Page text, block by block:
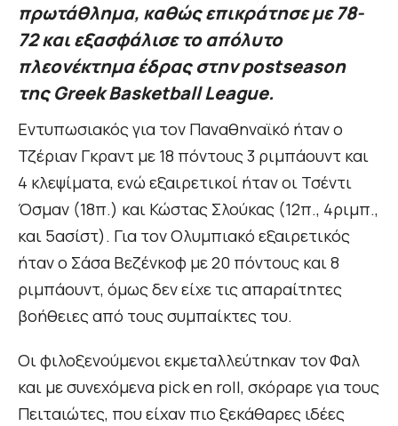
πρωτάθλημα, καθώς επικράτησε με 78-
72 και εξασφάλισε το απόλυτο
πλεονέκτημα έδρας στην postseason
της Greek Basketball League.
Εντυπωσιακός για τον Παναθηναϊκό ήταν ο
Τζέριαν Γκραντ με 18 πόντους 3 ριμπάουντ και
4 κλεψίματα, ενώ εξαιρετικοί ήταν οι Τσέντι
Όσμαν (18π.) και Κώστας Σλούκας (12π., 4ριμπ.,
και 5ασίστ). Για τον Ολυμπιακό εξαιρετικός
ήταν ο Σάσα Βεζένκοφ με 20 πόντους και 8
ριμπάουντ, όμως δεν είχε τις απαραίτητες
βοήθειες από τους συμπαίκτες του.
Οι φιλοξενούμενοι εκμεταλλεύτηκαν τον Φαλ
και με συνεχόμενα pick en roll, σκόραρε για τους
Πειταιώτες, που είχαν πιο ξεκάθαρες ιδέες